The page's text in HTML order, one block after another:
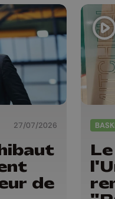
27/07/2026
de